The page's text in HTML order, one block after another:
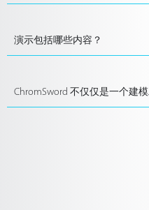
演示包括哪些内容？
ChromSword 不仅仅是一个建